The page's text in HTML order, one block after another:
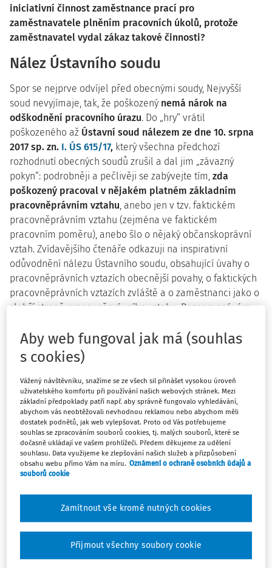
iniciativní činnost zaměstnance prací pro
zaměstnavatele plněním pracovních úkolů, protože
zaměstnavatel vydal zákaz takové činnosti?
Nález Ústavního soudu
Spor se nejprve odvíjel před obecnými soudy, Nejvyšší
soud nevyjímaje, tak, že poškozený nemá nárok na
odškodnění pracovního úrazu. Do „hry“ vrátil
poškozeného až Ústavní soud nálezem ze dne 10. srpna
2017 sp. zn. I. ÚS 615/17, který všechna předchozí
rozhodnutí obecných soudů zrušil a dal jim „závazný
pokyn“: podrobněji a pečlivěji se zabývejte tím, zda
poškozený pracoval v nějakém platném základním
pracovněprávním vztahu, anebo jen v tzv. faktickém
pracovněprávním vztahu (zejména ve faktickém
pracovním poměru), anebo šlo o nějaký občanskoprávní
vztah. Zvídavějšího čtenáře odkazuji na inspirativní
odůvodnění nálezu Ústavního soudu, obsahující úvahy o
pracovněprávních vztazích obecnější povahy, o faktických
pracovněprávních vztazích zvláště a o zaměstnanci jako o
slabší straně pracovněprávního vztahu. Poznamenávám,
Nové řízení před okresním a krajským
soudem
Před okresním a krajským soudem probíhalo nové řízení
po rozhodnutí Ústavního soudu. Soudy, které jsou nálezy
Ústavního soudu vázány, opět nároky poškozeného zamítly.
Okresní soud z toho důvodu, že neshledal, že by mezi
poškozeným a jeho „zaměstnavatelem na zkoušku“ vznikl
jakýkoliv pracovněprávní vztah (ani řádný, ani faktický),
krajský soud sice dospěl k názoru, že mezi účastníky
faktický pracovní poměr, nicméně „zaměstnavatel na
zkoušku“ poškozenému za úraz neodpovídá, protože jej
poslal domů, apráci, při které došlo k úrazu, mu
odpovědnosti takového „zaměstnavatele“ za újmu na
Aby web fungoval jak má (souhlas
s cookies)
Vážený návštěvníku, snažíme se ze všech sil přinášet vysokou úroveň
uživatelského komfortu při používání našich webových stránek. Mezi
základní předpoklady patří např. aby správně fungovalo vyhledávání,
abychom vás neobtěžovali nevhodnou reklamou nebo abychom měli
dostatek podnětů, jak web vylepšovat. Proto od Vás potřebujeme
souhlas se zpracováním souborů cookies, tj. malých souborů, které se
dočasně ukládají ve vašem prohlížeči. Předem děkujeme za udělení
souhlasu. Data využijeme ke zlepšování našich služeb a přizpůsobení
obsahu webu přímo Vám na míru. Oznámení o ochraně osobních údajů a
souborů cookie
Zamítnout vše kromě nutných cookies
Přijmout všechny soubory cookie